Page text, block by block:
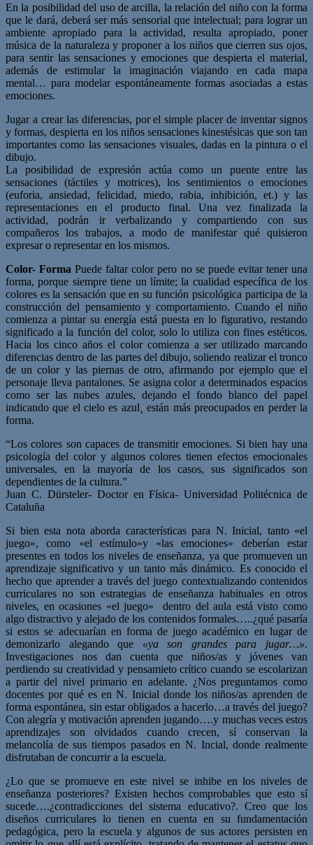
En la posibilidad del uso de arcilla, la relación del niño con la forma
que le dará, deberá ser más sensorial que intelectual; para lograr un
ambiente apropiado para la actividad, resulta apropiado, poner
música de la naturaleza y proponer a los niños que cierren sus ojos,
para sentir las sensaciones y emociones que despierta el material,
además de estimular la imaginación viajando en cada mapa
mental… para modelar espontáneamente formas asociadas a estas
emociones.
Jugar a crear las diferencias, por el simple placer de inventar signos
y formas, despierta en los niños sensaciones kinestésicas que son tan
importantes como las sensaciones visuales, dadas en la pintura o el
dibujo.
La posibilidad de expresión actúa como un puente entre las
sensaciones (táctiles y motrices), los sentimientos o emociones
(euforia, ansiedad, felicidad, miedo, rabia, inhibición, et.) y las
representaciones en el producto final. Una vez finalizada la
actividad, podrán ir verbalizando y compartiendo con sus
compañeros los trabajos, a modo de manifestar qué quisieron
expresar o representar en los mismos.
Color- FormaPuede faltar color pero no se puede evitar tener una
forma, porque siempre tiene un límite; la cualidad específica de los
colores es la sensación que en su función psicológica participa de la
construcción del pensamiento y comportamiento. Cuando el niño
comienza a pintar su energía está puesta en lo figurativo, restando
significado a la función del color, solo lo utiliza con fines estéticos.
Hacia los cinco años el color comienza a ser utilizado marcando
diferencias dentro de las partes del dibujo, soliendo realizar el tronco
de un color y las piernas de otro, afirmando por ejemplo que el
personaje lleva pantalones. Se asigna color a determinados espacios
como ser las nubes azules, dejando el fondo blanco del papel
indicando que el cielo es azul¸ están más preocupados en perder la
forma.
“Los colores son capaces de transmitir emociones. Si bien hay una
psicología del color y algunos colores tienen efectos emocionales
universales, en la mayoría de los casos, sus significados son
dependientes de la cultura.”
Juan C. Dürsteler- Doctor en Física- Universidad Politécnica de
Cataluña
Si bien esta nota aborda características para N. Inicial, tanto «el
juego», como «el estímulo»y «las emociones» deberían estar
presentes en todos los niveles de enseñanza, ya que promueven un
aprendizaje significativo y un tanto más dinámico. Es conocido el
hecho que aprender a través del juego contextualizando contenidos
curriculares no son estrategias de enseñanza habituales en otros
niveles, en ocasiones «el juego» dentro del aula está visto como
algo distractivo y alejado de los contenidos formales…..¿qué pasaría
si estos se adecuarían en forma de juego académico en lugar de
demonizarlo alegando que «ya son grandes para jugar…».
Investigaciones nos dan cuenta que niños/as y jóvenes van
perdiendo su creatividad y pensamieto crítico cuando se escolarizan
a partir del nivel primario en adelante. ¿Nos preguntamos como
docentes por qué es en N. Inicial donde los niños/as aprenden de
forma espontánea, sin estar obligados a hacerlo…a través del juego?
Con alegría y motivación aprenden jugando….y muchas veces estos
aprendizajes son olvidados cuando crecen, sí conservan la
melancolía de sus tiempos pasados en N. Incial, donde realmente
disfrutaban de concurrir a la escuela.
¿Lo que se promueve en este nivel se inhibe en los niveles de
enseñanza posteriores? Existen hechos comprobables que esto sí
sucede….¿contradicciones del sistema educativo?. Creo que los
diseños curriculares lo tienen en cuenta en su fundamentación
pedagógica, pero la escuela y algunos de sus actores persisten en